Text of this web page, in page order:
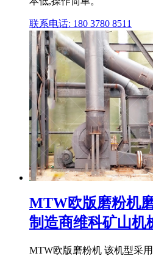
联系电话: 180 3780 8511
MTW欧版磨粉机
制造商维科矿山机
MTW欧版磨粉机 该机型采